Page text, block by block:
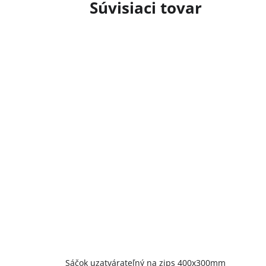
Súvisiaci tovar
Sáčok uzatvárateľný na zips 400x300mm